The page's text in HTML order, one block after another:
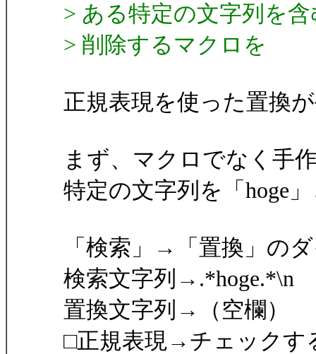
> ある特定の文字列を
> 削除するマクロを
正規表現を使った置換
まず、マクロでなく手
特定の文字列を「hoge
「検索」→「置換」の
検索文字列→.*hoge.*\n
置換文字列→（空欄）
□正規表現→チェックす